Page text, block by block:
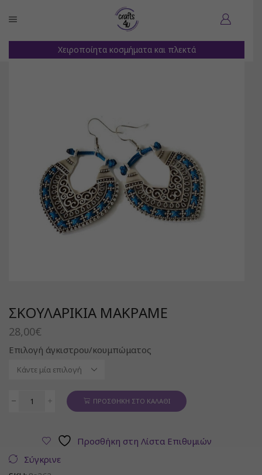
Χειροποίητα κοσμήματα και πλεκτά
ΣΚΟΥΛΑΡΊΚΙΑ ΜΑΚΡΑΜΈ
28,00€
Επιλογή άγκιστρου/κουμπώματος
Σκουλαρίκια
ΠΡΟΣΘΉΚΗ ΣΤΟ ΚΑΛΆΘΙ
Προσθήκη στη Λίστα Επιθυμιών
Σύγκρινε